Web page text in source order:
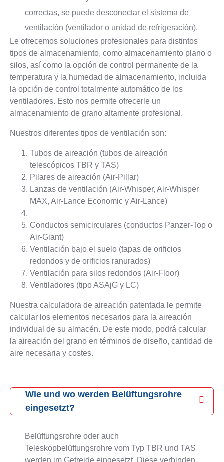
correctas, se puede desconectar el sistema de
ventilación (ventilador o unidad de refrigeración).
Le ofrecemos soluciones profesionales para distintos
tipos de almacenamiento, como almacenamiento plano o
silos, así como la opción de control permanente de la
temperatura y la humedad de almacenamiento, incluida
la opción de control totalmente automático de los
ventiladores. Esto nos permite ofrecerle un
almacenamiento de grano altamente profesional.
Nuestros diferentes tipos de ventilación son:
Tubos de aireación (tubos de aireación
telescópicos TBR y TAS)
Pilares de aireación (Air-Pillar)
Lanzas de ventilación (Air-Whisper, Air-Whisper
MAX, Air-Lance Economic y Air-Lance)
Conductos semicirculares (conductos Panzer-Top o
Air-Giant)
Ventilación bajo el suelo (tapas de orificios
redondos y de orificios ranurados)
Ventilación para silos redondos (Air-Floor)
Ventiladores (tipo ASAjG y LC)
Nuestra calculadora de aireación patentada le permite
calcular los elementos necesarios para la aireación
individual de su almacén. De este modo, podrá calcular
la aireación del grano en términos de diseño, cantidad de
aire necesaria y costes.
Wie und wo werden Belüftungsrohre
eingesetzt?
Belüftungsrohre oder auch
Teleskopbelüftungsrohre vom Typ TBR und TAS